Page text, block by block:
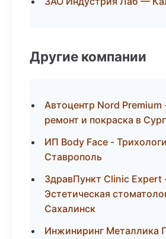
Другие компании
Автоцентр Nord Premium
ремонт и покраска в
ИП Body Face -
Ставрополь
ЗдравПункт Clinic Expert
Эстетическая
Сахалинск
Инжиниринг Металлика